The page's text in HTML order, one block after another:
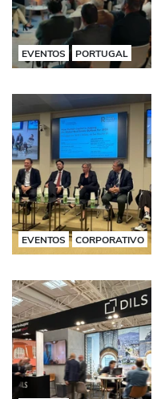
EVENTOS PORTUGAL
EVENTOS CORPORATIVO